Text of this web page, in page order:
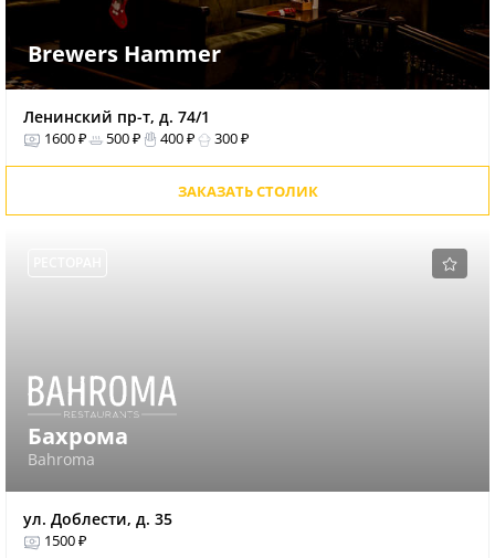
Brewers Hammer
Ленинский пр-т, д. 74/1
1600 ₽ 500 ₽ 400 ₽ 300 ₽
ЗАКАЗАТЬ СТОЛИК
Бахрома
Bahroma
ул. Доблести, д. 35
1500 ₽